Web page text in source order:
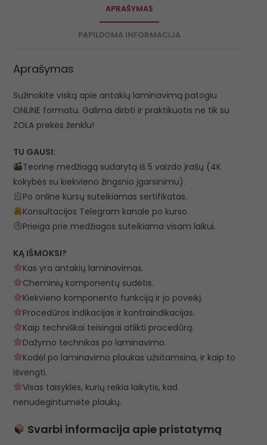
APRAŠYMAS
PAPILDOMA INFORMACIJA
Aprašymas
Sužinokite viską apie antakių laminavimą patogiu
ONLINE formatu. Galima dirbti ir praktikuotis ne tik su
ZOLA prekės ženklu!
TU GAUSI:
Teorinę medžiagą sudarytą iš 5 vaizdo įrašų (4K
kokybės su kiekvieno žingsnio įgarsinimu).
Po online kursų suteikiamas sertifikatas.
Konsultacijos Telegram kanale po kurso.
Prieiga prie medžiagos suteikiama visam laikui.
KĄ IŠMOKSI?
Kas yra antakių laminavimas.
Cheminių komponentų sudėtis.
Kiekvieno komponento funkciją ir jo poveikį.
Procedūros indikacijas ir kontraindikacijas.
Kaip techniškai teisingai atlikti procedūrą.
Dažymo technikas po laminavimo.
Kodėl po laminavimo plaukas užsitamsina, ir kaip to
išvengti.
Visas taisykles, kurių reikia laikytis, kad
nenudegintumėte plaukų.
Svarbi informacija apie pristatymą